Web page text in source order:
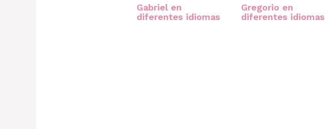
Gabriel en
diferentes idiomas
Gregorio en
diferentes idiomas